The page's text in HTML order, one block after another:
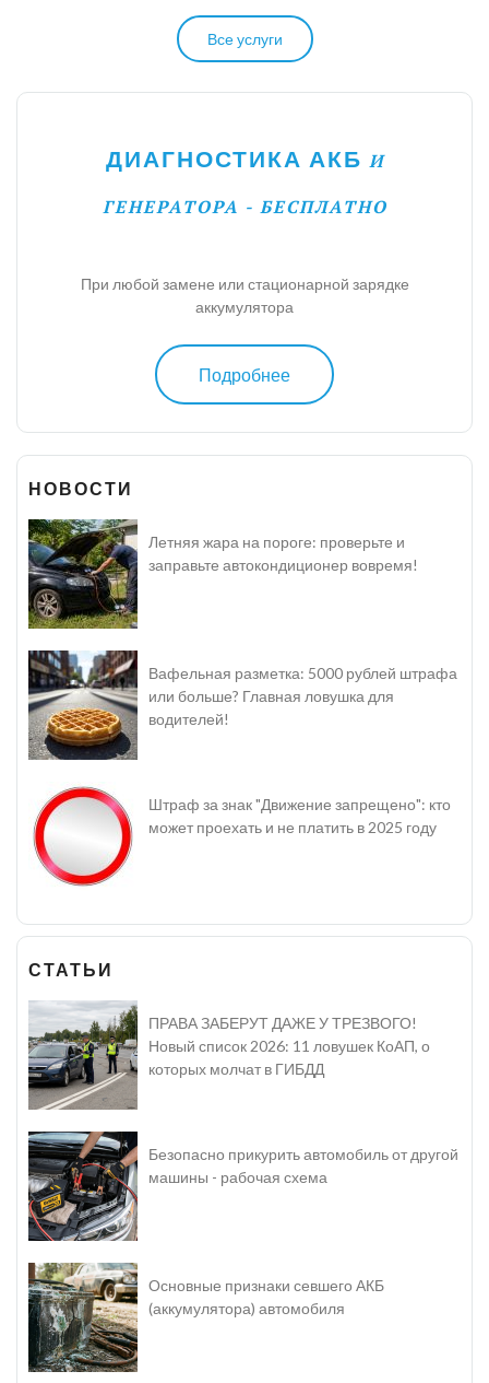
Все услуги
ДИАГНОСТИКА АКБ И
ГЕНЕРАТОРА - БЕСПЛАТНО
При любой замене или стационарной зарядке
аккумулятора
Подробнее
НОВОСТИ
Летняя жара на пороге: проверьте и
заправьте автокондиционер вовремя!
Вафельная разметка: 5000 рублей штрафа
или больше? Главная ловушка для
водителей!
Штраф за знак "Движение запрещено": кто
может проехать и не платить в 2025 году
СТАТЬИ
ПРАВА ЗАБЕРУТ ДАЖЕ У ТРЕЗВОГО!
Новый список 2026: 11 ловушек КоАП, о
которых молчат в ГИБДД
Безопасно прикурить автомобиль от другой
машины - рабочая схема
Основные признаки севшего АКБ
(аккумулятора) автомобиля